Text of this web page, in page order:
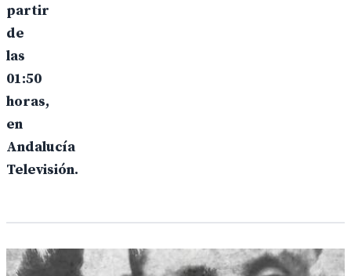
partir
de
las
01:50
horas,
en
Andalucía
Televisión.